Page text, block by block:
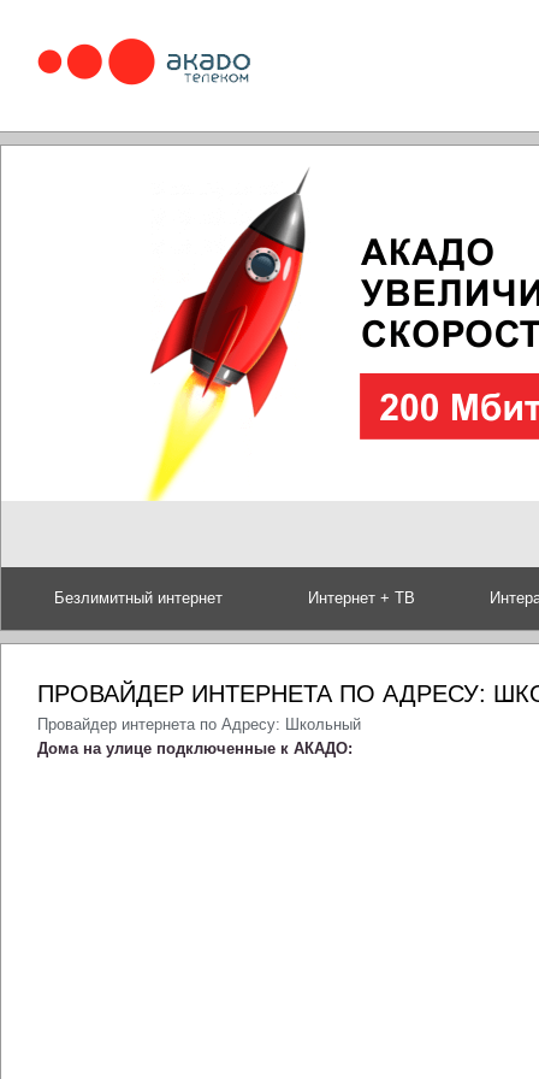
Безлимитный интернет Интернет + ТВ
ПРОВАЙДЕР ИНТЕРНЕТА ПО АДРЕСУ:
Провайдер интернета по Адресу: Школьный
Дома на улице подключенные к АКАДО: